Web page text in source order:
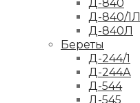
Д-840
Д-840/1Л
Д-840Л
Береты
Д-244/1
Д-244А
Д-544
Д-545